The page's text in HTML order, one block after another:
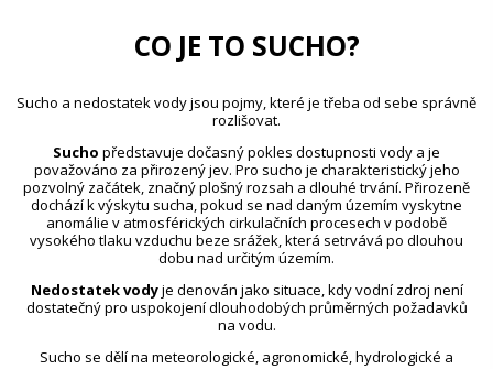
CO JE TO SUCHO?
Sucho a nedostatek vody jsou pojmy, které je třeba od sebe správně
rozlišovat.
Sucho představuje dočasný pokles dostupnosti vody a je
považováno za přirozený jev. Pro sucho je charakteristický jeho
pozvolný začátek, značný plošný rozsah a dlouhé trvání. Přirozeně
dochází k výskytu sucha, pokud se nad daným územím vyskytne
anomálie v atmosférických cirkulačních procesech v podobě
vysokého tlaku vzduchu beze srážek, která setrvává po dlouhou
dobu nad určitým územím.
Nedostatek vodyje definován jako situace, kdy vodní zdroj není
dostatečný pro uspokojení dlouhodobých průměrných požadavků
na vodu.
Sucho se dělí na meteorologické, agronomické, hydrologické a